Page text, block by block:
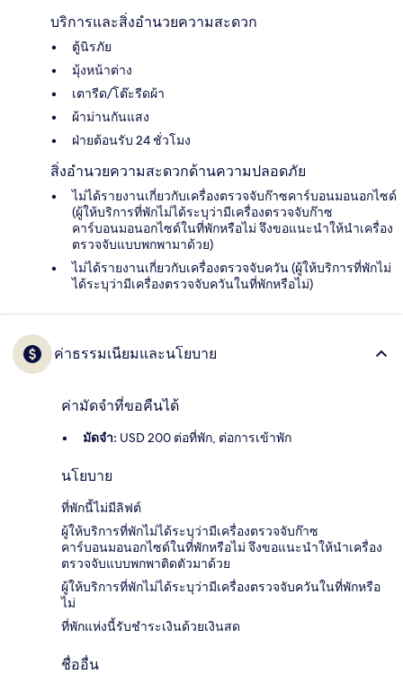
บริการและสิ่งอำนวยความสะดวก
ตู้นิรภัย
มุ้งหน้าต่าง
เตารีด/โต๊ะรีดผ้า
ผ้าม่านกันแสง
ฝ่ายต้อนรับ 24 ชั่วโมง
สิ่งอำนวยความสะดวกด้านความปลอดภัย
ไม่ได้รายงานเกี่ยวกับเครื่องตรวจจับก๊าซคาร์บอนมอนอกไซด์
(ผู้ให้บริการที่พักไม่ได้ระบุว่ามีเครื่องตรวจจับก๊าซ
คาร์บอนมอนอกไซด์ในที่พักหรือไม่ จึงขอแนะนำให้นำเครื่อง
ตรวจจับแบบพกพามาด้วย)
ไม่ได้รายงานเกี่ยวกับเครื่องตรวจจับควัน (ผู้ให้บริการที่พักไม่
ได้ระบุว่ามีเครื่องตรวจจับควันในที่พักหรือไม่)
ค่าธรรมเนียมและนโยบาย
ค่ามัดจำที่ขอคืนได้
มัดจำ: USD 200 ต่อที่พัก, ต่อการเข้าพัก
นโยบาย
ที่พักนี้ไม่มีลิฟต์
ผู้ให้บริการที่พักไม่ได้ระบุว่ามีเครื่องตรวจจับก๊าซ
คาร์บอนมอนอกไซด์ในที่พักหรือไม่ จึงขอแนะนำให้นำเครื่อง
ตรวจจับแบบพกพาติดตัวมาด้วย
ผู้ให้บริการที่พักไม่ได้ระบุว่ามีเครื่องตรวจจับควันในที่พักหรือ
ไม่
ที่พักแห่งนี้รับชำระเงินด้วยเงินสด
ชื่ออื่น